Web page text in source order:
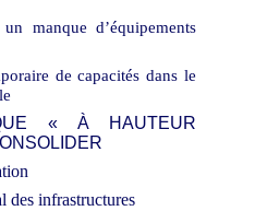
manque d’équipements
de capacités dans le
«
À HAUTEUR
des infrastructures